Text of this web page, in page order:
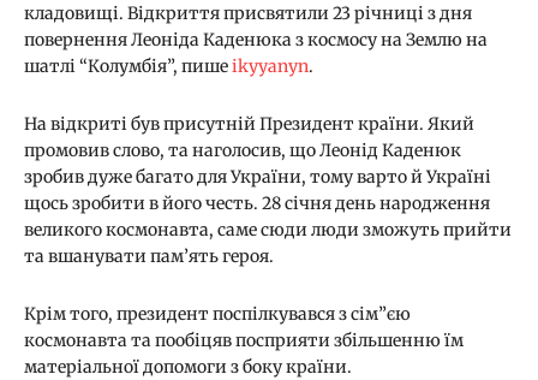
кладовищі. Відкриття присвятили 23 річниці з дня
повернення Леоніда Каденюка з космосу на Землю на
шатлі “Колумбія”, пишеikyyanyn.
На відкриті був присутній Президент країни. Який
промовив слово, та наголосив, що Леонід Каденюк
зробив дуже багато для України, тому варто й Україні
щось зробити в його честь. 28 січня день народження
великого космонавта, саме сюди люди зможуть прийти
та вшанувати пам’ять героя.
Крім того, президент поспілкувався з сім”єю
космонавта та пообіцяв посприяти збільшенню їм
матеріальної допомоги з боку країни.